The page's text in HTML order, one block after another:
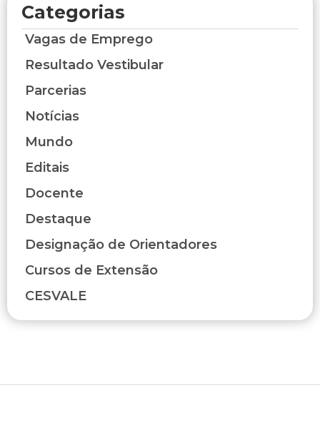
Categorias
Vagas de Emprego
Resultado Vestibular
Parcerias
Notícias
Mundo
Editais
Docente
Destaque
Designação de Orientadores
Cursos de Extensão
CESVALE